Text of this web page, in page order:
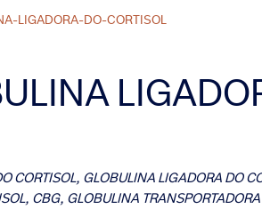
LIGADORA-DO-CORTISOL
CORTISOL, GLOBULINA LIGADORA DO
CBG, GLOBULINA